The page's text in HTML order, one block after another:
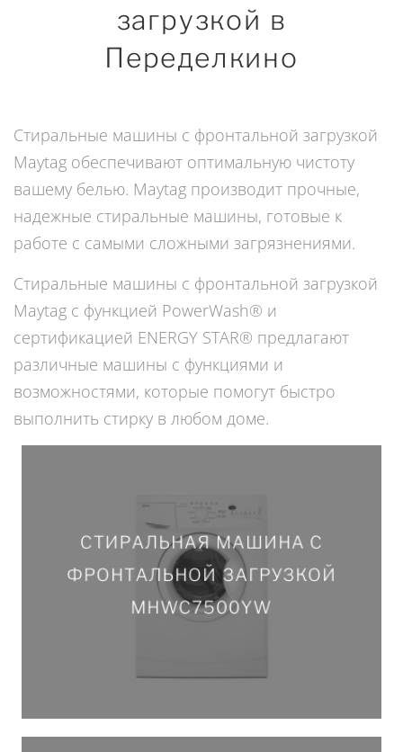
загрузкой в
Переделкино
Стиральные машины с фронтальной загрузкой
Maytag обеспечивают оптимальную чистоту
вашему белью. Maytag производит прочные,
надежные стиральные машины, готовые к
работе с самыми сложными загрязнениями.
Стиральные машины с фронтальной загрузкой
Maytag с функцией PowerWash® и
сертификацией ENERGY STAR® предлагают
различные машины с функциями и
возможностями, которые помогут быстро
выполнить стирку в любом доме.
СТИРАЛЬНАЯ МАШИНА С
ФРОНТАЛЬНОЙ ЗАГРУЗКОЙ
MHWC7500YW
СТИРАЛЬНАЯ МАШИНА С
ФРОНТАЛЬНОЙ ЗАГРУЗКОЙ
MHWC7500YW